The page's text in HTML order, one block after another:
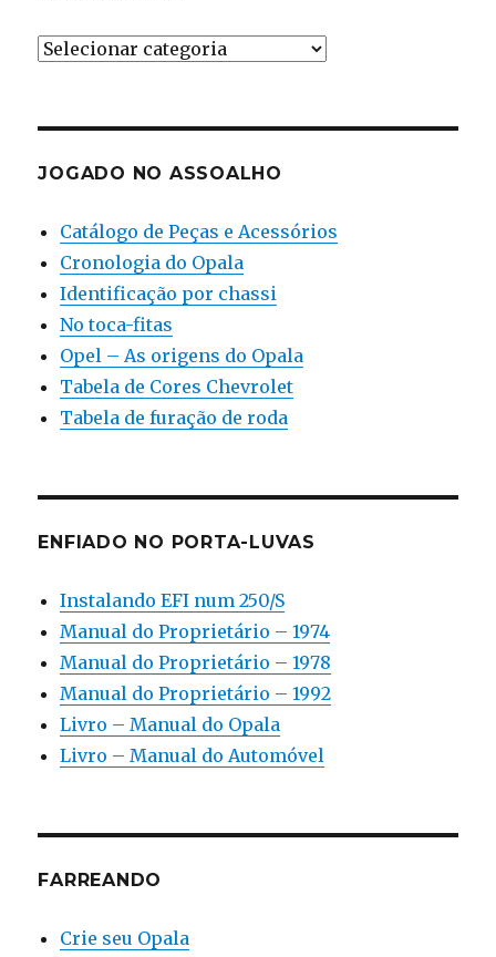
Ferramental
JOGADO NO ASSOALHO
Catálogo de Peças e Acessórios
Cronologia do Opala
Identificação por chassi
No toca-fitas
Opel – As origens do Opala
Tabela de Cores Chevrolet
Tabela de furação de roda
ENFIADO NO PORTA-LUVAS
Instalando EFI num 250/S
Manual do Proprietário – 1974
Manual do Proprietário – 1978
Manual do Proprietário – 1992
Livro – Manual do Opala
Livro – Manual do Automóvel
FARREANDO
Crie seu Opala